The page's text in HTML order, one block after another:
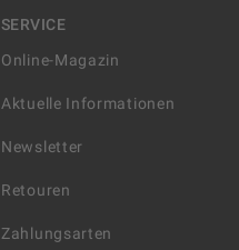
SERVICE
Online-Magazin
Aktuelle Informationen
Newsletter
Retouren
Zahlungsarten